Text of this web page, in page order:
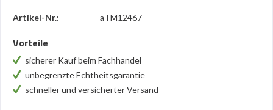
Artikel-Nr.: aTM12467
Vorteile
sicherer Kauf beim Fachhandel
unbegrenzte Echtheitsgarantie
schneller und versicherter Versand